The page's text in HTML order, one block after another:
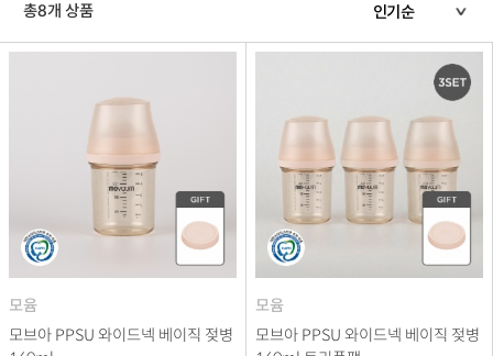
총8개 상품
모윰
모브아 PPSU 와이드넥 베이직 젖병
모윰
모브아 PPSU 와이드넥 베이직 젖병